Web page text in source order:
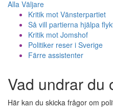
Alla Väljare
Kritik mot Vänsterpartiet
Så vill partierna hjälpa
Kritik mot Jomshof
Politiker reser i Sverige
Färre assistenter
Vad undrar du
Här kan du skicka frågor om